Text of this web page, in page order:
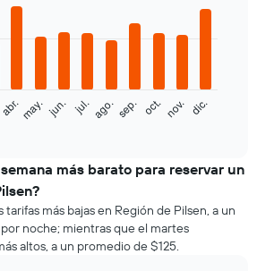
abr.may. jun. jul. ago. sep. oct. nov. dic.
más barato para reservar un
tarifas más bajas en Región de Pilsen, a un
noche; mientras que el martes
altos, a un promedio de $125.